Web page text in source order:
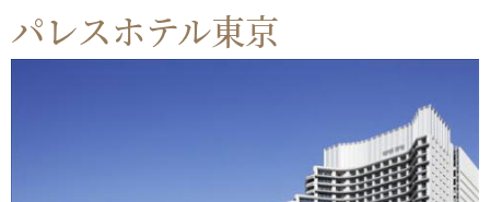
パレスホテル東京